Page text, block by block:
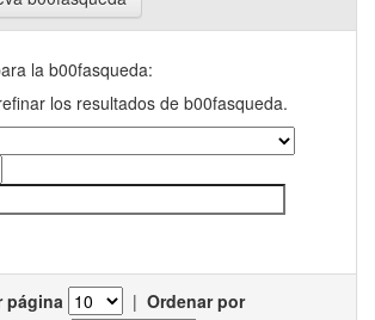
la b00fasqueda:
los resultados de b00fasqueda.
página | Ordenar por